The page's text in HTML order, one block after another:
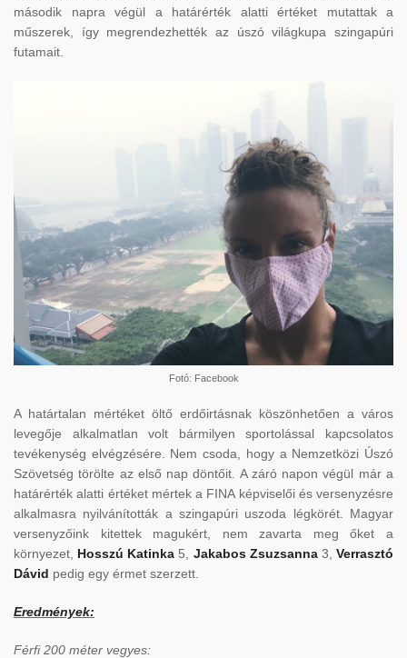
második napra végül a határérték alatti értéket mutattak a
műszerek, így megrendezhették az úszó világkupa szingapúri
futamait.
Fotó: Facebook
A határtalan mértéket öltő erdőirtásnak köszönhetően a város
levegője alkalmatlan volt bármilyen sportolással kapcsolatos
tevékenység elvégzésére. Nem csoda, hogy a Nemzetközi Úszó
Szövetség törölte az első nap döntőit. A záró napon végül már a
határérték alatti értéket mértek a FINA képviselői és versenyzésre
alkalmasra nyilvánították a szingapúri uszoda légkörét. Magyar
versenyzőink kitettek magukért, nem zavarta meg őket a
környezet, Hosszú Katinka 5, Jakabos Zsuzsanna3,Verrasztó
Dávid pedig egy érmet szerzett.
Eredmények:
Férfi 200 méter vegyes: